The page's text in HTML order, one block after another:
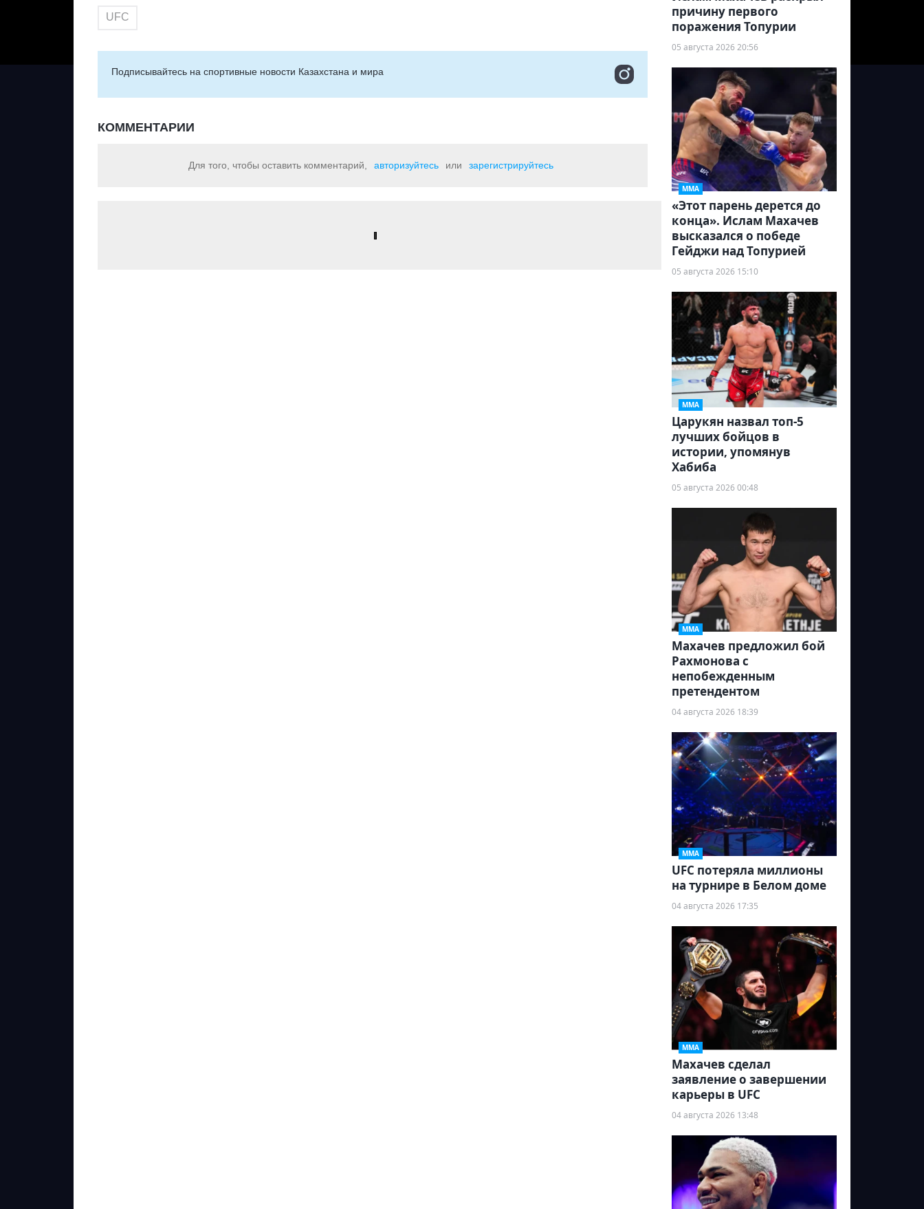
UFC
Подписывайтесь на cпортивные новости Казахстана и мира
КОММЕНТАРИИ
Для того, чтобы оставить комментарий, авторизуйтесь или зарегистрируйтесь
причину первого
поражения Топурии
05 августа 2026 20:56
ММА
«Этот парень дерется до
конца». Ислам Махачев
высказался о победе
Гейджи над Топурией
05 августа 2026 15:10
ММА
Царукян назвал топ-5
лучших бойцов в
истории, упомянув
Хабиба
05 августа 2026 00:48
ММА
Махачев предложил бой
Рахмонова с
непобежденным
претендентом
04 августа 2026 18:39
ММА
UFC потеряла миллионы
на турнире в Белом доме
04 августа 2026 17:35
ММА
Махачев сделал
заявление о завершении
карьеры в UFC
04 августа 2026 13:48